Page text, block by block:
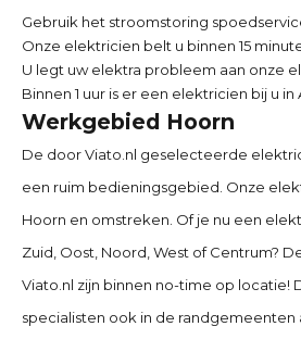
Gebruik het stroomstoring
Onze elektricien belt u binnen 15
U legt uw elektra probleem aan onze
Binnen 1 uur is er een elektricien bij u
Werkgebied Hoorn
De door Viato.nl geselecteerde
een ruim bedieningsgebied. Onze
Hoorn en omstreken. Of je nu een
Zuid, Oost, Noord, West of Centrum?
Viato.nl zijn binnen no-time op locatie!
specialisten ook in de randgemeenten